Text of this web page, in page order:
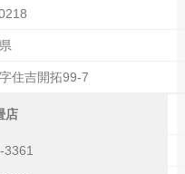
住吉開拓99-7
店
3361